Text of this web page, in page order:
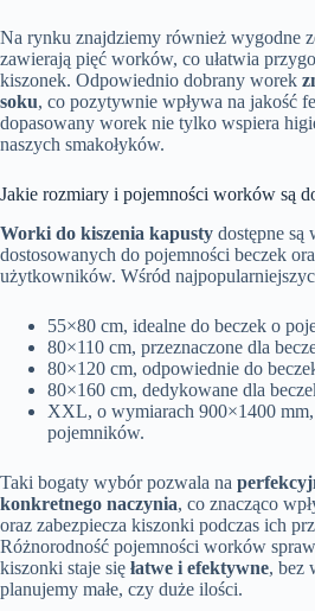
Na rynku znajdziemy również wygodne
zawierają pięć worków, co ułatwia
kiszonek. Odpowiednio dobrany worek
soku, co pozytywnie wpływa na jakość
dopasowany worek nie tylko wspiera
naszych smakołyków.
Jakie rozmiary i pojemności worków są
Worki do kiszenia kapusty dostępne są
dostosowanych do pojemności beczek
użytkowników. Wśród
55×80 cm, idealne do beczek o
80×110 cm, przeznaczone dla
80×120 cm, odpowiednie do
80×160 cm, dedykowane dla
XXL, o wymiarach 900×1400
pojemników.
Taki bogaty wybór pozwala na
konkretnego naczynia, co znacząco
oraz zabezpiecza kiszonki podczas ich
Różnorodność pojemności worków
kiszonki staje się łatwe i efektywne, bez
planujemy małe, czy duże ilości.